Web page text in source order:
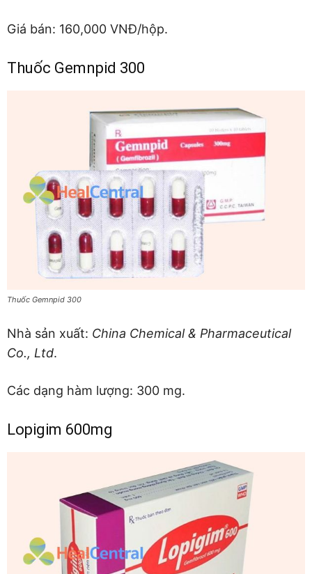
Giá bán: 160,000 VNĐ/hộp.
Thuốc Gemnpid 300
Thuốc Gemnpid 300
Nhà sản xuất: China Chemical & Pharmaceutical
Co., Ltd.
Các dạng hàm lượng: 300 mg.
Lopigim 600mg